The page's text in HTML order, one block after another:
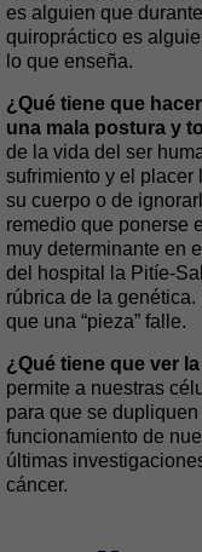
es alguien que
quiropráctico es
lo que enseña.
¿Qué tiene que
una mala postura y
de la vida del ser
sufrimiento y el placer
su cuerpo o de
remedio que ponerse
muy determinante en
del hospital la Pitíe-
rúbrica de la
que una “pieza” falle.
¿Qué tiene que ver
permite a nuestras
para que se
funcionamiento de
últimas
cáncer.